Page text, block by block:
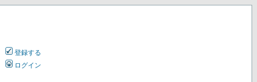
登録する
ログイン